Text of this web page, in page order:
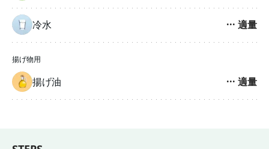
冷水 ··· 適量
揚げ物用
揚げ油 ··· 適量